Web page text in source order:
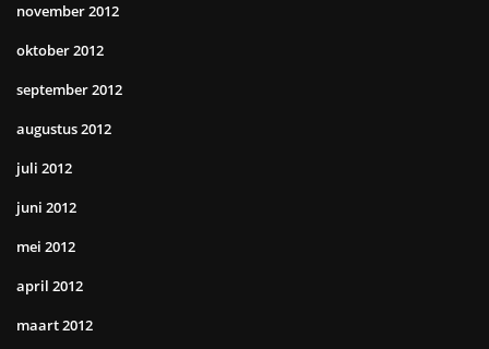
november 2012
oktober 2012
september 2012
augustus 2012
juli 2012
juni 2012
mei 2012
april 2012
maart 2012